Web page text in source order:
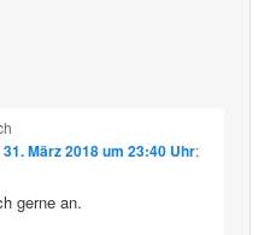
31. März 2018 um 23:40 Uhr:
gerne an.